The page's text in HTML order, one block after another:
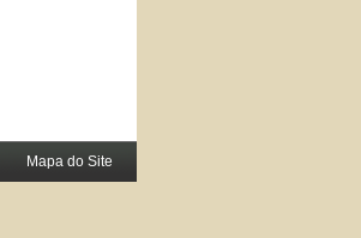
Mapa do Site